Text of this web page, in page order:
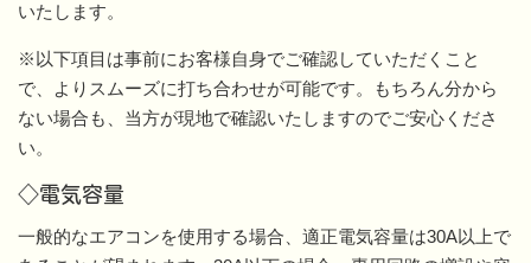
いたします。
※以下項目は事前にお客様自身でご確認していただくこと
で、よりスムーズに打ち合わせが可能です。もちろん分から
ない場合も、当方が現地で確認いたしますのでご安心くださ
い。
◇電気容量
一般的なエアコンを使用する場合、適正電気容量は30A以上で